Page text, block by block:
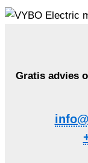
Gratis advies